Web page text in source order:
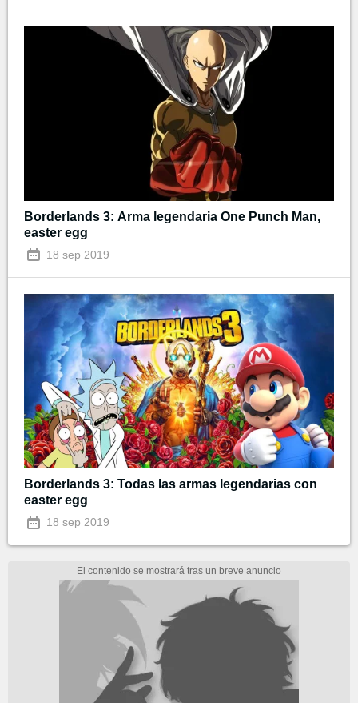
Borderlands 3: Arma legendaria One Punch Man,
easter egg
18 sep 2019
Borderlands 3: Todas las armas legendarias con
easter egg
18 sep 2019